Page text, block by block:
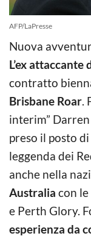
AFP/LaPresse
Nuova
L’ex
contratto
Brisbane Roar.
interim”
preso il posto
leggenda dei
anche nella
Australia con
e Perth Glory.
esperienza da